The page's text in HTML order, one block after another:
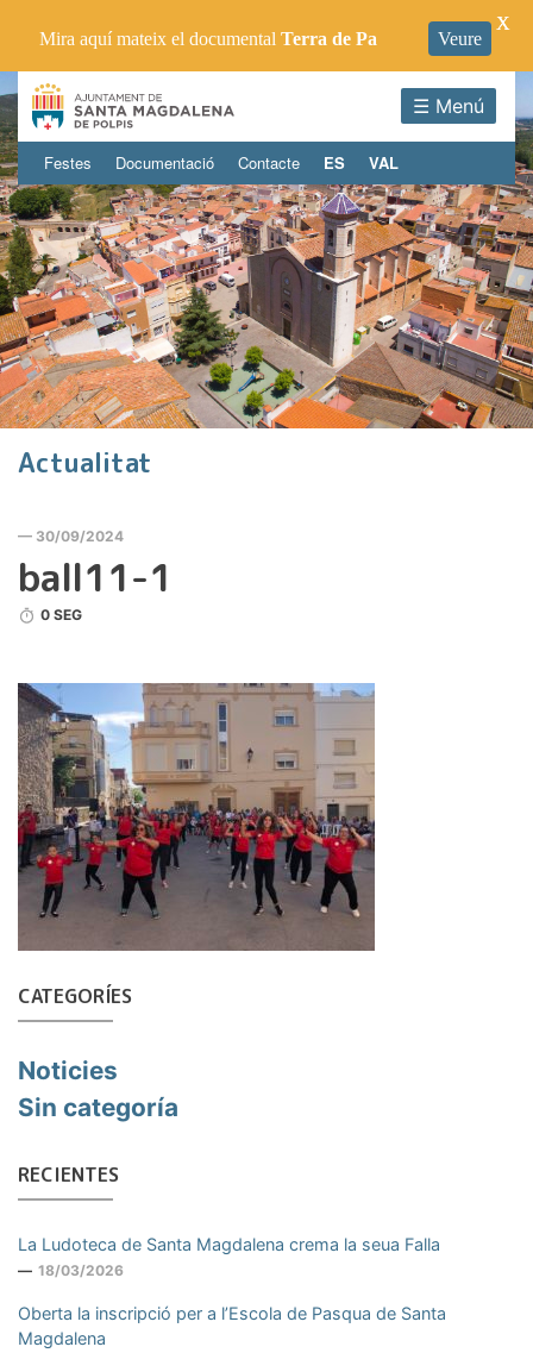
☰ Menú
Festes Documentació Contacte ES VAL
Actualitat
— 30/09/2024
ball11-1
0 SEG
CATEGORÍES
Noticies
Sin categoría
RECIENTES
La Ludoteca de Santa Magdalena crema la seua Falla
18/03/2026
Oberta la inscripció per a l’Escola de Pasqua de Santa
Magdalena
Mira aquí mateix el documental Terra de Pa Veure
X